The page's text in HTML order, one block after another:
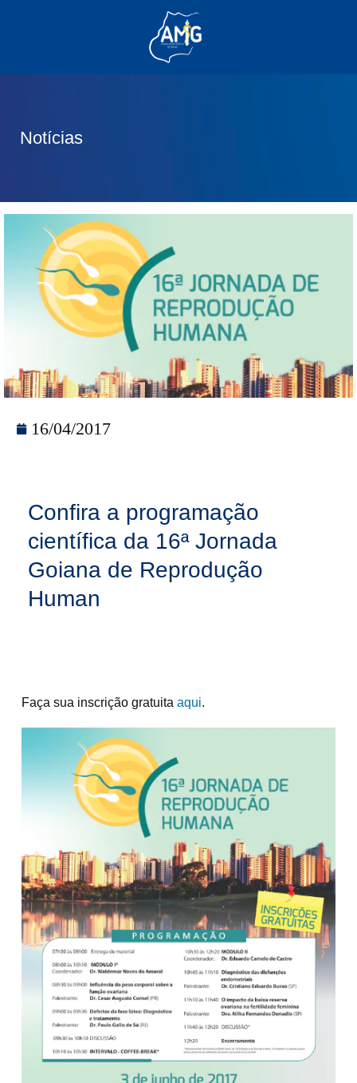
Notícias
16/04/2017
Confira a programação
científica da 16ª Jornada
Goiana de Reprodução
Human
Faça sua inscrição gratuita aqui.